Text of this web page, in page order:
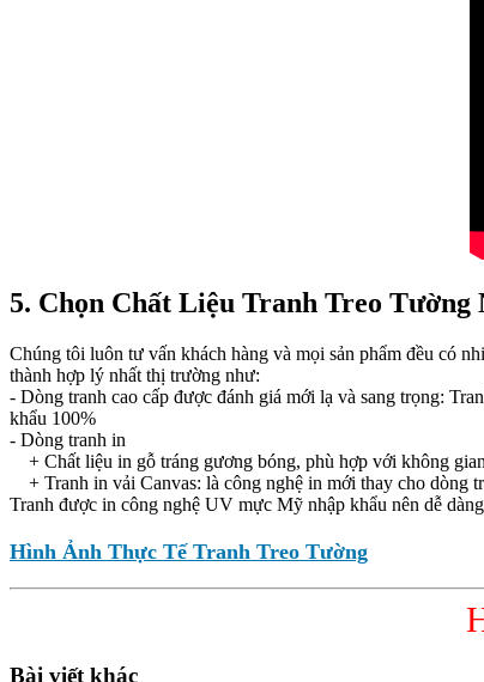
5. Chọn Chất Liệu Tranh Treo Tường
Chúng tôi luôn tư vấn khách hàng và mọi sản phẩm đều có
thành hợp lý nhất thị trường như:
- Dòng tranh cao cấp được đánh giá mới lạ và sang trọng:
khẩu 100%
- Dòng tranh in
+ Chất liệu in gỗ tráng gương bóng, phù hợp với không
+ Tranh in vải Canvas: là công nghệ in mới thay cho dòng
Tranh được in công nghệ UV mực Mỹ nhập khẩu nên dễ
Hình Ảnh Thực Tế Tranh Treo Tường
Bài viết khác